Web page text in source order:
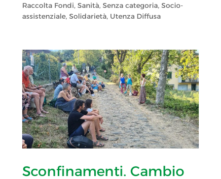
Raccolta Fondi, Sanità, Senza categoria, Socio-
assistenziale, Solidarietà, Utenza Diffusa
Sconfinamenti. Cambio